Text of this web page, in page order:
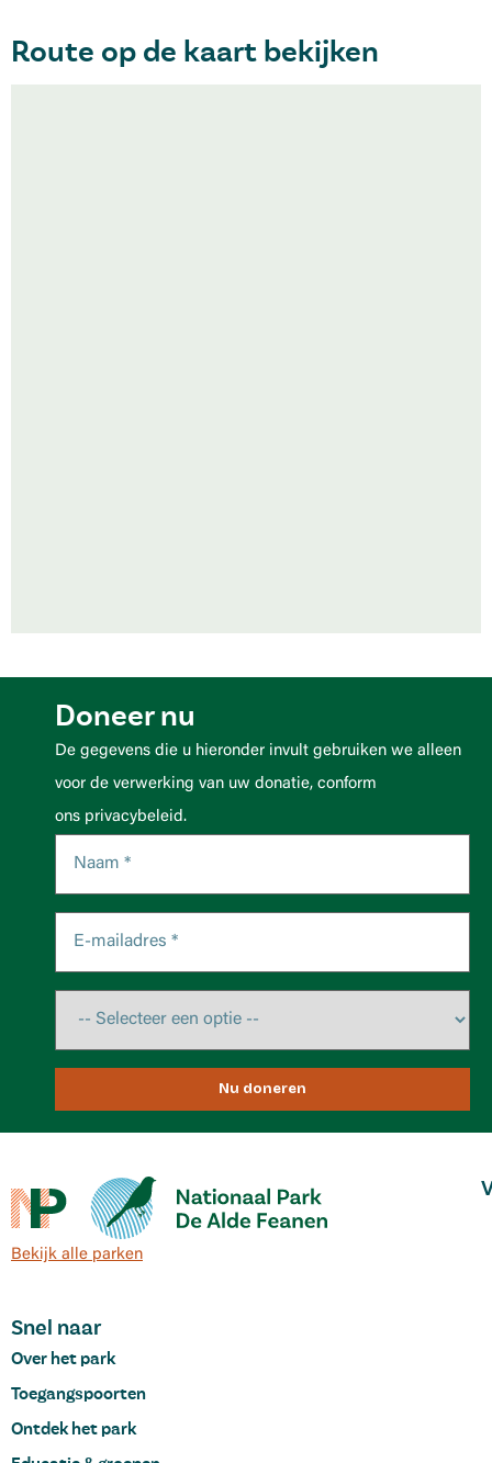
Route op de kaart bekijken
Doneer nu
De gegevens die u hieronder invult gebruiken we alleen
voor de verwerking van uw donatie, conform
ons privacybeleid.
Nu doneren
Bekijk alle parken
Snel naar
Over het park
Toegangspoorten
Ontdek het park